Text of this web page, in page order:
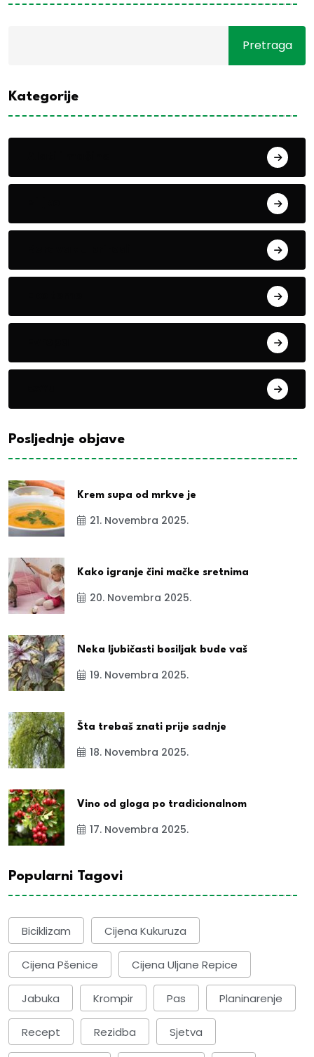
Pretraga
Kategorije
Posljednje objave
Krem supa od mrkve je
21. Novembra 2025.
Kako igranje čini mačke sretnima
20. Novembra 2025.
Neka ljubičasti bosiljak bude vaš
19. Novembra 2025.
Šta trebaš znati prije sadnje
18. Novembra 2025.
Vino od gloga po tradicionalnom
17. Novembra 2025.
Popularni Tagovi
Biciklizam Cijena Kukuruza
Cijena Pšenice Cijena Uljane Repice
Jabuka Krompir Pas Planinarenje
Recept Rezidba Sjetva